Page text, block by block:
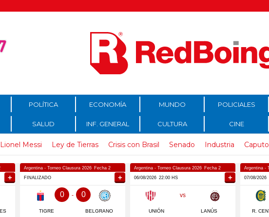
POLÍTICA ECONOMÍA MUNDO POLICIALES
SALUD INF. GENERAL CULTURA CINE
Lionel Messi Ley de Tierras Crisis con Brasil Senado Industria Caputo